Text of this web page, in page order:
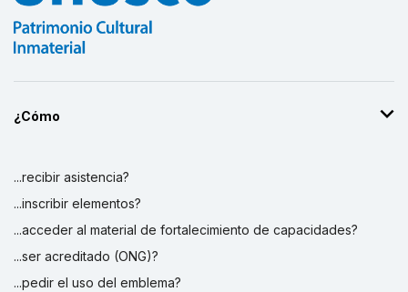
¿Cómo
...recibir asistencia?
...inscribir elementos?
...acceder al material de fortalecimiento de capacidades?
...ser acreditado (ONG)?
...pedir el uso del emblema?